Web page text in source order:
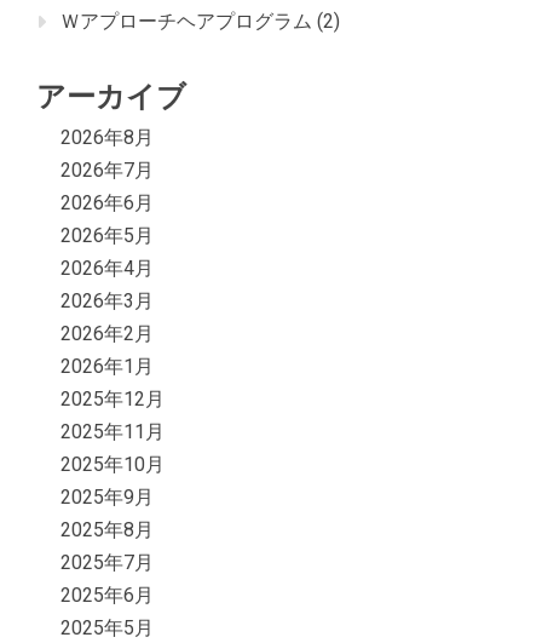
Ｗアプローチヘアプログラム (2)
アーカイブ
2026年8月
2026年7月
2026年6月
2026年5月
2026年4月
2026年3月
2026年2月
2026年1月
2025年12月
2025年11月
2025年10月
2025年9月
2025年8月
2025年7月
2025年6月
2025年5月